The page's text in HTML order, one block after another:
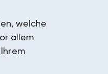
welche
allem